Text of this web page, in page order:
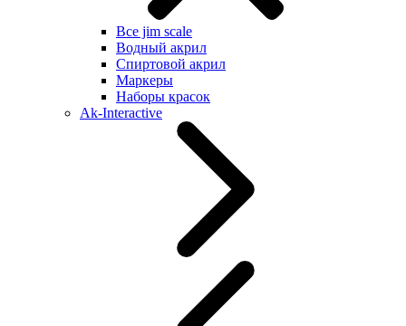
Все jim scale
Водный акрил
Спиртовой акрил
Маркеры
Наборы красок
Ak-Interactive